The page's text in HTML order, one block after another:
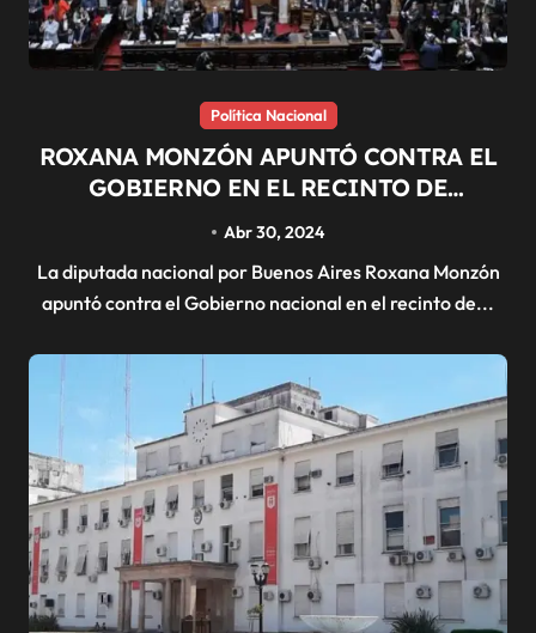
Política Nacional
ROXANA MONZÓN APUNTÓ CONTRA EL
GOBIERNO EN EL RECINTO DE
DIPUTADOS
Abr 30, 2024
La diputada nacional por Buenos Aires Roxana Monzón
apuntó contra el Gobierno nacional en el recinto de...